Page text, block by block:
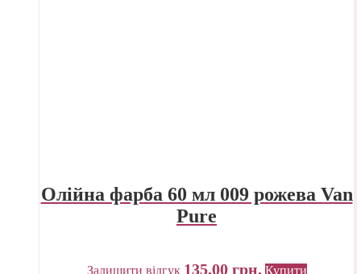
Олійна фарба 60 мл 009 рожева Van
Pure
Залишити відгук 135,00 грн. Купити